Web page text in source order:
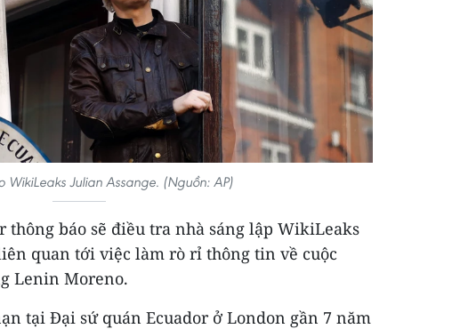
WikiLeaks Julian Assange. (Nguồn: AP)
thông báo sẽ điều tra nhà sáng lập WikiLeaks
quan tới việc làm rò rỉ thông tin về cuộc
Lenin Moreno.
tại Đại sứ quán Ecuador ở London gần 7 năm